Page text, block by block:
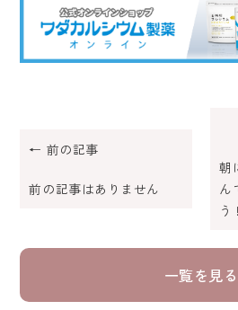
← 前の記事
前の記事はありません
朝
ん
う !
一覧を見る